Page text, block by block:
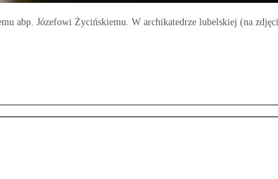
abp. Józefowi Życińskiemu. W archikatedrze lubelskiej (na